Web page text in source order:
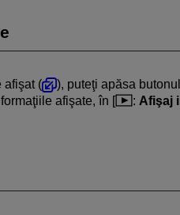
afişat ( ), puteţi apăsa
afişate, în [
: Afişaj